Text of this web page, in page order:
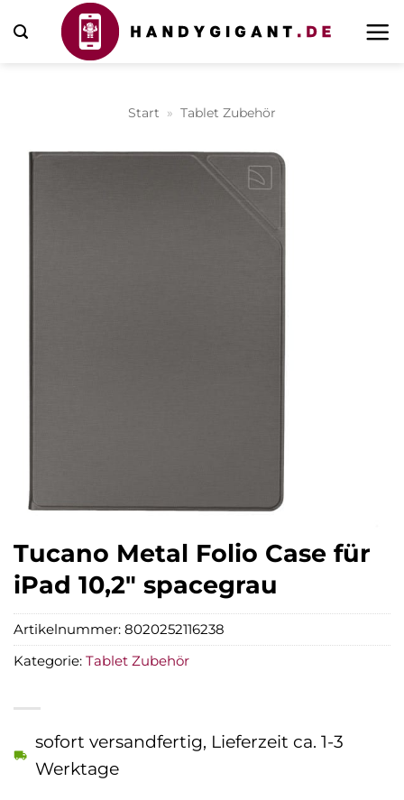
Inhalt
Start » Tablet Zubehör
Tucano Metal Folio Case für
iPad 10,2″ spacegrau
sofort versandfertig, Lieferzeit ca. 1-3
Werktage
Artikelnummer: 8020252116238
Kategorie: Tablet Zubehör